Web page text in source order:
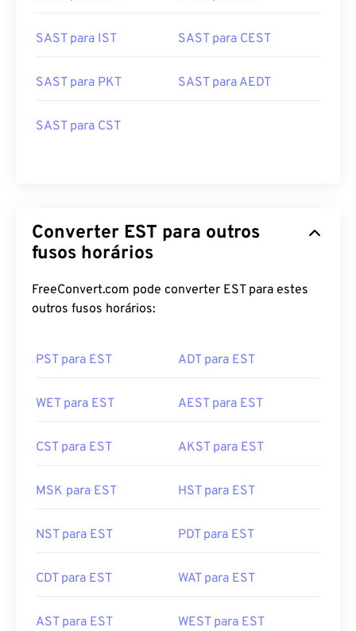
SAST para IST SAST para CEST
SAST para PKT SAST para AEDT
SAST para CST
Converter EST para outros
fusos horários
FreeConvert.com pode converter EST para estes
outros fusos horários:
PST para EST ADT para EST
WET para EST AEST para EST
CST para EST AKST para EST
MSK para EST HST para EST
NST para EST PDT para EST
CDT para EST WAT para EST
AST para EST WEST para EST